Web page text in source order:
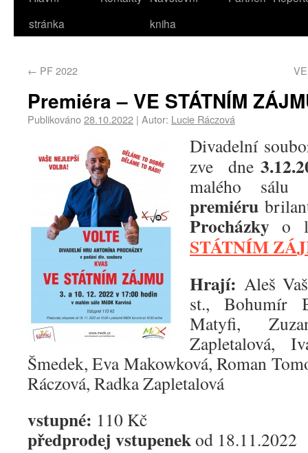
stránka
kniha
← PF 2022
Premiéra – VE STÁTNÍM
Publikováno28.10.2022 | Autor: Lucie Ráczová
Divadelní
zve dne
malého sálu
premiéru
Procházkyo
STÁTNÍM
Hrají: Aleš
st., Bohumír
Matyfi,
Zapletalová,
Šmedek, Eva Makowková, Roman
Ráczová, Radka Zapletalová
vstupné: 110 Kč
předprodej vstupenekod 18.11.2022